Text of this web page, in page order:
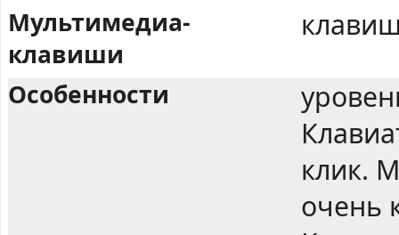
Мультимедиа-
клавиши
Особенности
клик.
очень